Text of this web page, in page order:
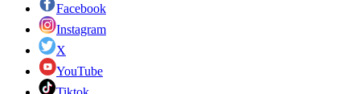
Facebook
Instagram
X
YouTube